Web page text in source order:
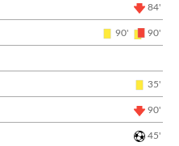
84'
90' 90'
35'
90'
45'